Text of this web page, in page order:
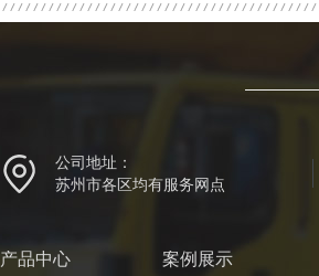
公司地址：
苏州市各区均有服务网点
产品中心 案例展示